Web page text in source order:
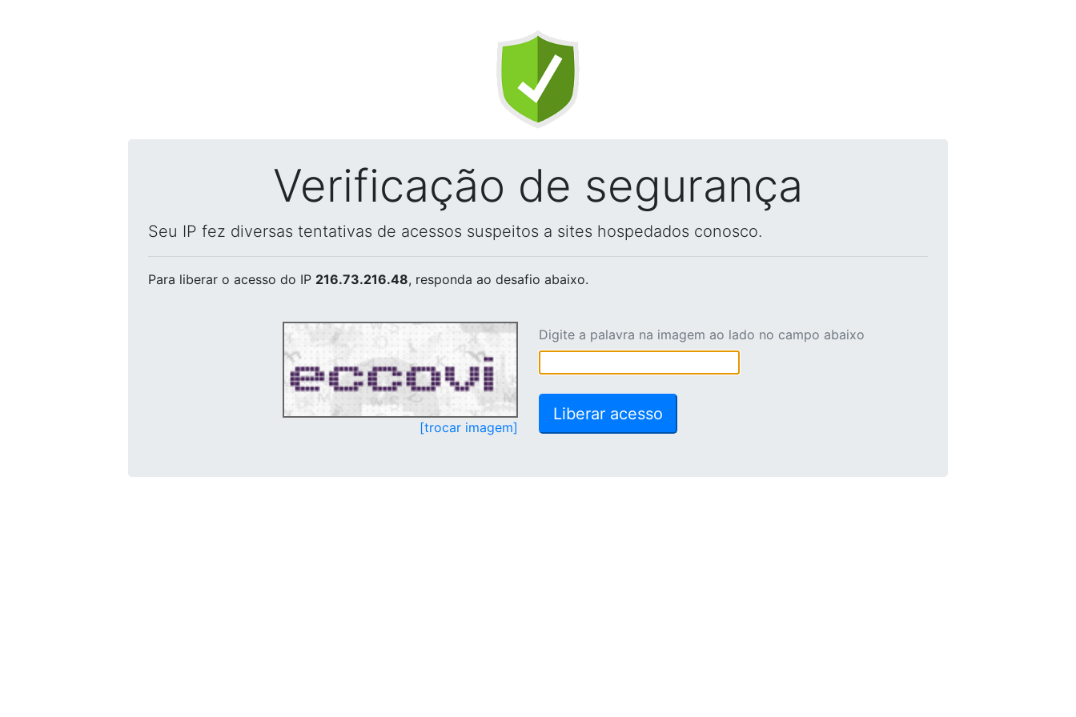
Verificação de segurança
Seu IP fez diversas tentativas de acessos suspeitos a sites hospedados conosco.
Para liberar o acesso do IP 216.73.216.48, responda ao desafio abaixo.
[trocar imagem]
Digite a palavra na imagem ao lado no campo abaixo